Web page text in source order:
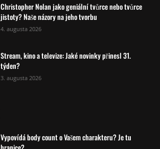
Christopher Nolan jako geniální tvůrce nebo tvůrce
jistoty? Naše názory na jeho tvorbu
4. augusta 2026
Stream, kino a televize: Jaké novinky přinesl 31.
týden?
3. augusta 2026
Vypovídá body count o Vašem charakteru? Je tu